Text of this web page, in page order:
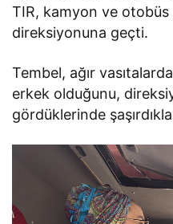
TIR, kamyon ve otobüs
direksiyonuna geçti.
Tembel, ağır
erkek olduğunu,
gördüklerinde